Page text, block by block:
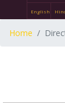
English
Home